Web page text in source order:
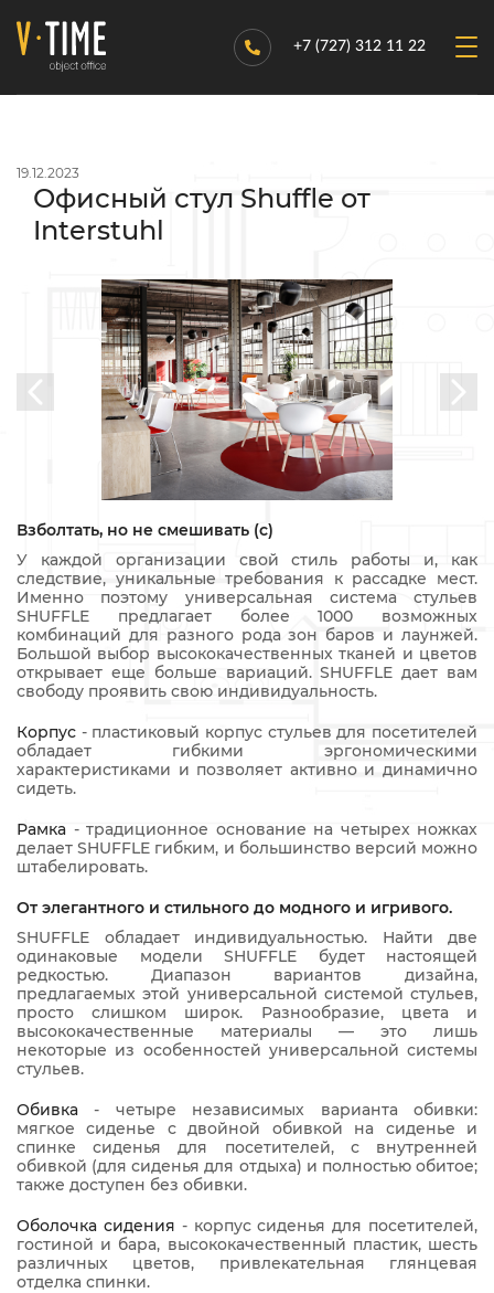
+7 (727) 312 11 22
19.12.2023
Офисный стул Shuffle от
Interstuhl
Взболтать, но не смешивать (с)
У каждой организации свой стиль работы и, как
следствие, уникальные требования к рассадке мест.
Именно поэтому универсальная система стульев
SHUFFLE предлагает более 1000 возможных
комбинаций для разного рода зон баров и лаунжей.
Большой выбор высококачественных тканей и цветов
открывает еще больше вариаций. SHUFFLE дает вам
свободу проявить свою индивидуальность.
Корпус - пластиковый корпус стульев для посетителей
обладает гибкими эргономическими
характеристиками и позволяет активно и динамично
сидеть.
Рамка - традиционное основание на четырех ножках
делает SHUFFLE гибким, и большинство версий можно
штабелировать.
От элегантного и стильного до модного и игривого.
SHUFFLE обладает индивидуальностью. Найти две
одинаковые модели SHUFFLE будет настоящей
редкостью. Диапазон вариантов дизайна,
предлагаемых этой универсальной системой стульев,
просто слишком широк. Разнообразие, цвета и
высококачественные материалы — это лишь
некоторые из особенностей универсальной системы
стульев.
Обивка - четыре независимых варианта обивки:
мягкое сиденье с двойной обивкой на сиденье и
спинке сиденья для посетителей, с внутренней
обивкой (для сиденья для отдыха) и полностью обитое;
также доступен без обивки.
Оболочка сидения - корпус сиденья для посетителей,
гостиной и бара, высококачественный пластик, шесть
различных цветов, привлекательная глянцевая
отделка спинки.